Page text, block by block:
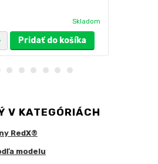
Skladom
Pridať do košíka
V KATEGÓRIÁCH
RedX®
modelu